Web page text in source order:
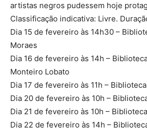
artistas negros pudessem hoje
Classificação indicativa: Livre.
Dia 15 de fevereiro às 14h30 –
Moraes
Dia 16 de fevereiro às 14h –
Monteiro Lobato
Dia 17 de fevereiro às 11h –
Dia 20 de fevereiro às 10h –
Dia 21 de fevereiro às 10h –
Dia 22 de fevereiro às 14h –